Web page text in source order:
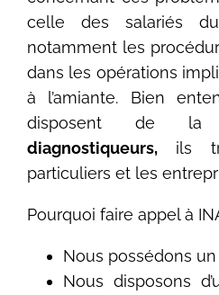
celle des salariés
notamment les
dans les opérations
à l’amiante. Bien
disposent de
diagnostiqueurs, ils
particuliers et les
Pourquoi faire appel à
Nous possédons
Nous disposons